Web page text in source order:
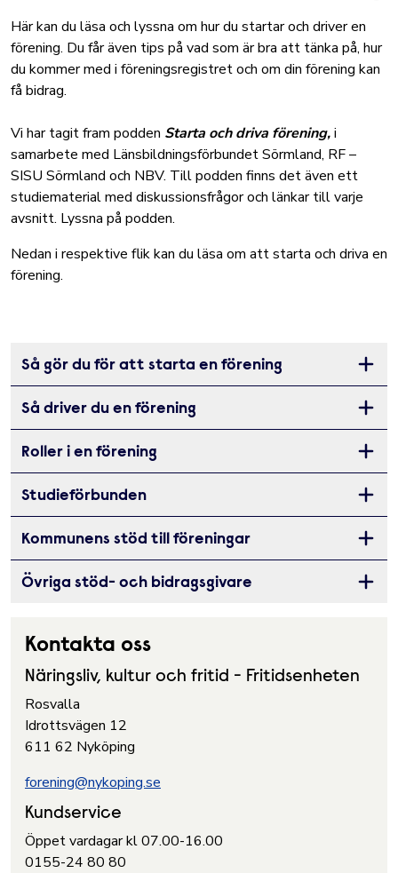
Här kan du läsa och lyssna om hur du startar och driver en
förening. Du får även tips på vad som är bra att tänka på, hur
du kommer med i föreningsregistret och om din förening kan
få bidrag.
Vi har tagit fram podden Starta och driva förening,i
samarbete med Länsbildningsförbundet Sörmland, RF –
SISU Sörmland och NBV. Till podden finns det även ett
studiematerial med diskussionsfrågoroch länkar till varje
avsnitt. Lyssna på podden.
Nedan i respektive flik kan du läsa om att starta och driva en
förening.
Så gör du för att starta en förening
Så driver du en förening
Roller i en förening
Studieförbunden
Kommunens stöd till föreningar
Övriga stöd- och bidragsgivare
Kontakta oss
Näringsliv, kultur och fritid - Fritidsenheten
Rosvalla
Idrottsvägen 12
611 62 Nyköping
forening@nykoping.se
Kundservice
Öppet vardagar kl 07.00-16.00
0155-24 80 80